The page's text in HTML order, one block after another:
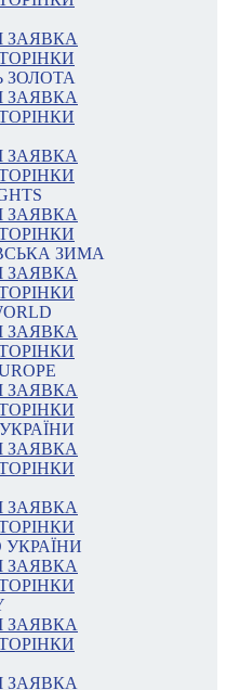
ЗАЯВКА
ЗОЛОТА
ЗАЯВКА
ЗАЯВКА
ЗАЯВКА
ЗИМА
ЗАЯВКА
ЗАЯВКА
ЗАЯВКА
ЗАЯВКА
ЗАЯВКА
ЗАЯВКА
ЗАЯВКА
ЗАЯВКА